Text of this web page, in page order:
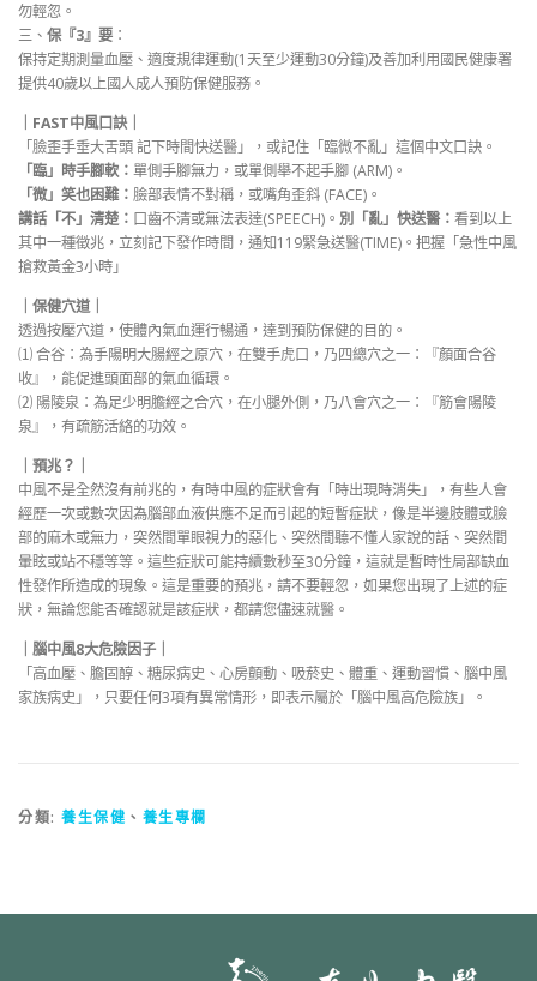
勿輕忽。
三、 保『3』要 ：
保持定期測量血壓、適度規律運動(1天至少運動30分鐘)及善加利用國民健康署
提供40歲以上國人成人預防保健服務。
｜FAST中風口訣｜
「臉歪手垂大舌頭 記下時間快送醫」，或記住「臨微不亂」這個中文口訣。
「臨」時手腳軟： 單側手腳無力，或單側舉不起手腳 (ARM)。
「微」笑也困難： 臉部表情不對稱，或嘴角歪斜 (FACE)。
講話「不」清楚： 口齒不清或無法表達(SPEECH)。 別「亂」快送醫： 看到以上
其中一種徵兆，立刻記下發作時間，通知119緊急送醫(TIME)。把握「急性中風
搶救黃金3小時」
｜保健穴道｜
透過按壓穴道，使體內氣血運行暢通，達到預防保健的目的。
⑴ 合谷：為手陽明大腸經之原穴，在雙手虎口，乃四總穴之一：『顏面合谷
收』，能促進頭面部的氣血循環。
⑵ 陽陵泉：為足少明膽經之合穴，在小腿外側，乃八會穴之一：『筋會陽陵
泉』，有疏筋活絡的功效。
｜預兆？｜
中風不是全然沒有前兆的，有時中風的症狀會有「時出現時消失」，有些人會
經歷一次或數次因為腦部血液供應不足而引起的短暫症狀，像是半邊肢體或臉
部的麻木或無力，突然間單眼視力的惡化、突然間聽不懂人家說的話、突然間
暈眩或站不穩等等。這些症狀可能持續數秒至30分鐘，這就是暫時性局部缺血
性發作所造成的現象。這是重要的預兆，請不要輕忽，如果您出現了上述的症
狀，無論您能否確認就是該症狀，都請您儘速就醫。
｜腦中風8大危險因子｜
「高血壓、膽固醇、糖尿病史、心房顫動、吸菸史、體重、運動習慣、腦中風
家族病史」，只要任何3項有異常情形，即表示屬於「腦中風高危險族」。
分類: 養生保健 、 養生專欄